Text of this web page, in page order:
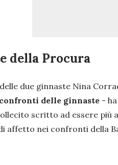
della Procura
due ginnaste Nina
delle ginnaste -
scritto ad essere
affetto nei confronti